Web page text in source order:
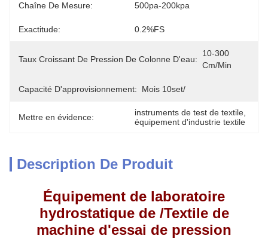
Chaîne De Mesure: 500pa-200kpa
Exactitude: 0.2%FS
Taux Croissant De Pression De Colonne D'eau:
10-300
Cm/min
Capacité D'approvisionnement: Mois 10set/
Mettre en évidence: instruments de test de textile
équipement d'industrie textile
Description De Produit
Équipement de laboratoire
hydrostatique de /Textile de
machine d'essai de pression